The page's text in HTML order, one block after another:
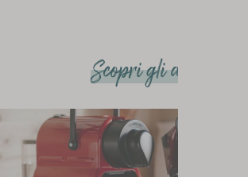
Scopri gli altri articoli